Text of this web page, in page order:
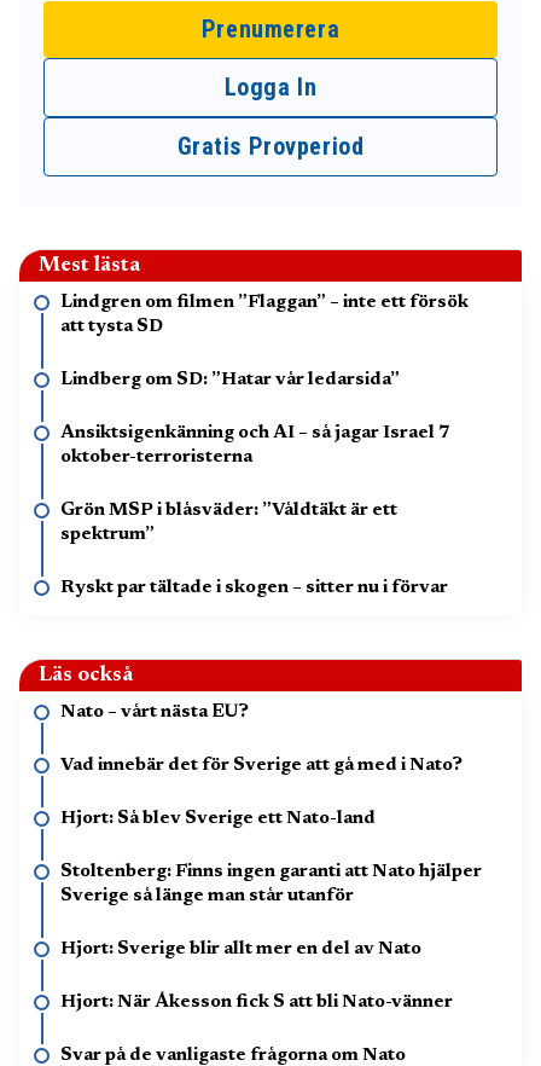
Prenumerera
Logga In
Gratis Provperiod
Mest lästa
Lindgren om filmen ”Flaggan” – inte ett försök
att tysta SD
Lindberg om SD: ”Hatar vår ledarsida”
Ansiktsigenkänning och AI – så jagar Israel 7
oktober-terroristerna
Grön MSP i blåsväder: ”Våldtäkt är ett
spektrum”
Ryskt par tältade i skogen – sitter nu i förvar
Läs också
Nato – vårt nästa EU?
Vad innebär det för Sverige att gå med i Nato?
Hjort: Så blev Sverige ett Nato-land
Stoltenberg: Finns ingen garanti att Nato hjälper
Sverige så länge man står utanför
Hjort: Sverige blir allt mer en del av Nato
Hjort: När Åkesson fick S att bli Nato-vänner
Svar på de vanligaste frågorna om Nato